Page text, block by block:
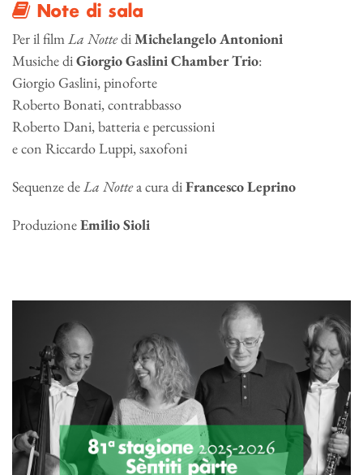
Note di sala
Per il filmLa NottediMichelangelo Antonioni
Musiche diGiorgio Gaslini Chamber Trio:
Giorgio Gaslini, pinoforte
Roberto Bonati, contrabbasso
Roberto Dani, batteria e percussioni
e con Riccardo Luppi, saxofoni
Sequenze deLa Nottea cura diFrancesco Leprino
ProduzioneEmilio Sioli